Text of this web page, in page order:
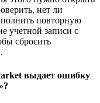
нет ли
повторную
учетной записи с
сбросить
выдает ошибку